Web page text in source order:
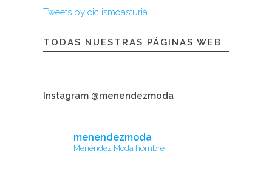
Tweets by ciclismoasturia
TODAS NUESTRAS PÁGINAS WEB
Instagram @menendezmoda
menendezmoda
Menéndez Moda hombre